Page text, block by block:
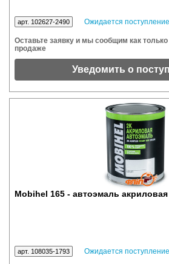
арт. 102627-2490 Ожидается поступление
Оставьте заявку и мы сообщим как только
продаже
Уведомить о
Mobihel 165 - автоэмаль
арт. 108035-1793 Ожидается поступление